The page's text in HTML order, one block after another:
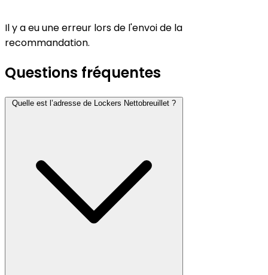
Il y a eu une erreur lors de l'envoi de la
recommandation.
Questions fréquentes
Quelle est l’adresse de Lockers Nettobreuillet ?